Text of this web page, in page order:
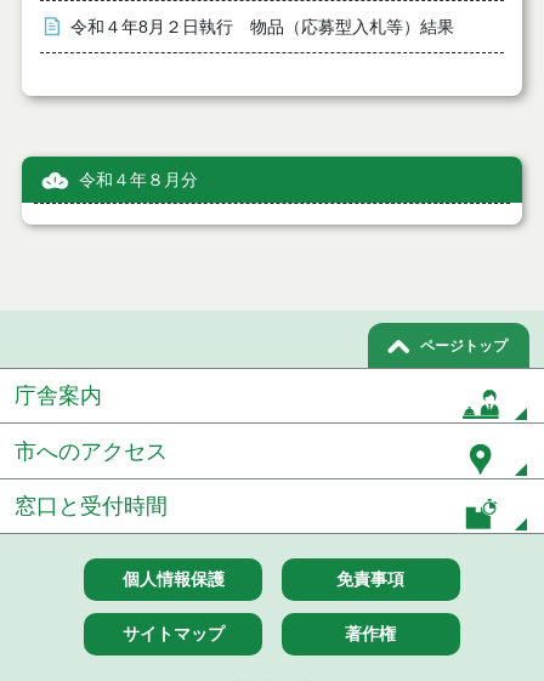
令和４年8月２日執行 物品（応募型入札等）結果
令和４年８月分
ページトップ
庁舎案内
市へのアクセス
窓口と受付時間
個人情報保護 免責事項
サイトマップ 著作権